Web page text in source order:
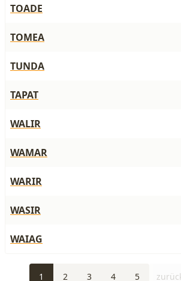
TOADE
TOMEA
TUNDA
TAPAT
WALIR
WAMAR
WARIR
WASIR
WAIAG
1 2 3 4 5